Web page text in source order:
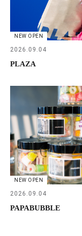
NEW OPEN
2026.09.04
PLAZA
NEW OPEN
2026.09.04
PAPABUBBLE